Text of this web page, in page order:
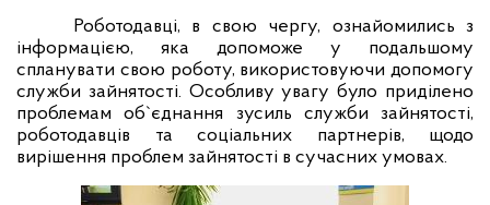
Роботодавці, в свою чергу, ознайомились з
інформацією, яка допоможе у подальшому
спланувати свою роботу, використовуючи допомогу
служби зайнятості. Особливу увагу було приділено
проблемам об`єднання зусиль служби зайнятості,
роботодавців та соціальних партнерів, щодо
вирішення проблем зайнятості в сучасних умовах.